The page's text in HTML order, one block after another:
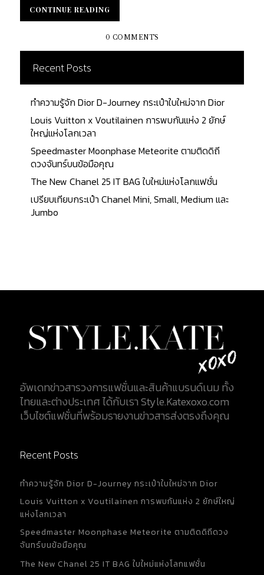
จากต่างประเทศ ก่อให้เกิดเทรนด์การแต่งตัวต่าง ๆ ที่
น่าสนใจและไม่จำเจ...
CONTINUE READING
CONTINUE READING
0 COMMENTS
Recent Posts
ทำความรู้จัก Dior D-Journey กระเป๋าใบใหม่จาก Dior
Louis Vuitton x Voutilainen การพบกันแห่ง 2 ยักษ์
ใหญ่แห่งโลกเวลา
Speedmaster Moonphase Meteorite ตามติดดิถี
ดวงจันทร์บนข้อมือคุณ
The New Chanel 25 IT BAG ใบใหม่แห่งโลกแฟชั่น
เปรียบเทียบกระเป๋า Chanel Mini, Small, Medium และ
Jumbo
อัพเดทข่าวสารวงการแฟชั่นและสินค้าแบรนด์เนม ทั้ง
ไทยและต่างประเทศ ได้กับเรา Style.Katexoxo.com
เว็บไซต์แฟชั่นที่พร้อมรายงานข่าวสารส่งตรงถึงคุณ
Recent Posts
ทำความรู้จัก Dior D-Journey กระเป๋าใบใหม่จาก Dior
Louis Vuitton x Voutilainen การพบกันแห่ง 2 ยักษ์ใหญ่
แห่งโลกเวลา
Speedmaster Moonphase Meteorite ตามติดดิถีดวง
จันทร์บนข้อมือคุณ
The New Chanel 25 IT BAG ใบใหม่แห่งโลกแฟชั่น